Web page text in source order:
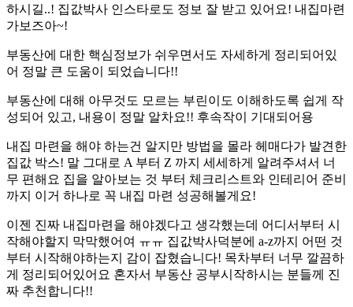
하시길..! 집값박사 인스타로도 정보 잘 받고 있어요! 내집마련
가보즈아~!
부동산에 대한 핵심정보가 쉬우면서도 자세하게 정리되어있
어 정말 큰 도움이 되었습니다!!
부동산에 대해 아무것도 모르는 부린이도 이해하도록 쉽게 작
성되어 있고, 내용이 정말 알차요!! 후속작이 기대되어용
내집 마련을 해야 하는건 알지만 방법을 몰라 헤매다가 발견한
집값 박스! 말 그대로 A 부터 Z 까지 세세하게 알려주셔서 너
무 편해요 집을 알아보는 것 부터 체크리스트와 인테리어 준비
까지 이거 하나로 꼭 내집 마련 성공해볼게요!
이젠 진짜 내집마련을 해야겠다고 생각했는데 어디서부터 시
작해야할지 막막했어여 ㅠㅠ 집값박사덕분에 a-z까지 어떤 것
부터 시작해야하는지 감이 잡혔습니다! 목차부터 너무 깔끔하
게 정리되어있어요 혼자서 부동산 공부시작하시는 분들께 진
짜 추천합니다!!